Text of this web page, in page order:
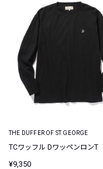
THE DUFFER OF ST.GEORGE
TCワッフル DワッペンロンT
¥9,350